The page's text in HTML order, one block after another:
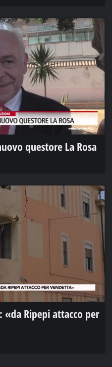
questore La Rosa
Ripepi attacco per